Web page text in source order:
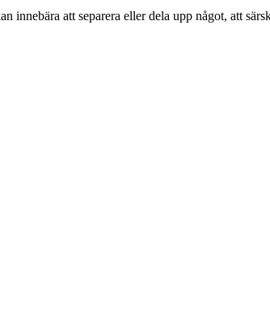
innebära att separera eller dela upp något, att